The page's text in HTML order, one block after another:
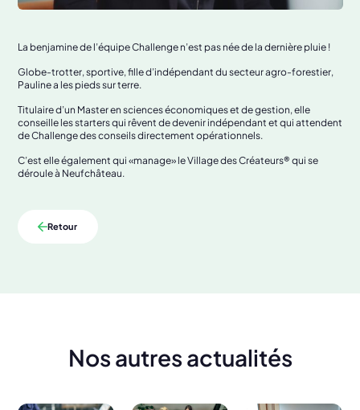
La benjamine de l’équipe Challenge n’est pas née de la dernière pluie !
Globe-trotter, sportive, fille d’indépendant du secteur agro-forestier,
Pauline a les pieds sur terre.
Titulaire d’un Master en sciences économiques et de gestion, elle
conseille les starters qui rêvent de devenir indépendant et qui attendent
de Challenge des conseils directement opérationnels.
C’est elle également qui «manage» le Village des Créateurs® qui se
déroule à Neufchâteau.
Retour
Nos autres actualités